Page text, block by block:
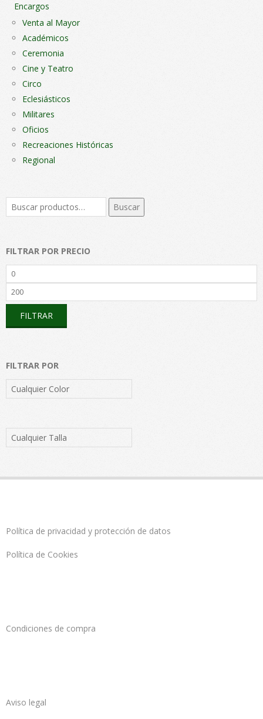
Encargos
Venta al Mayor
Académicos
Ceremonia
Cine y Teatro
Circo
Eclesiásticos
Militares
Oficios
Recreaciones Históricas
Regional
Buscar
por:
Buscar
FILTRAR POR PRECIO
Precio
mínimo
Precio
máximo
FILTRAR
FILTRAR POR
Política de privacidad y protección de datos
Política de Cookies
Condiciones de compra
Aviso legal